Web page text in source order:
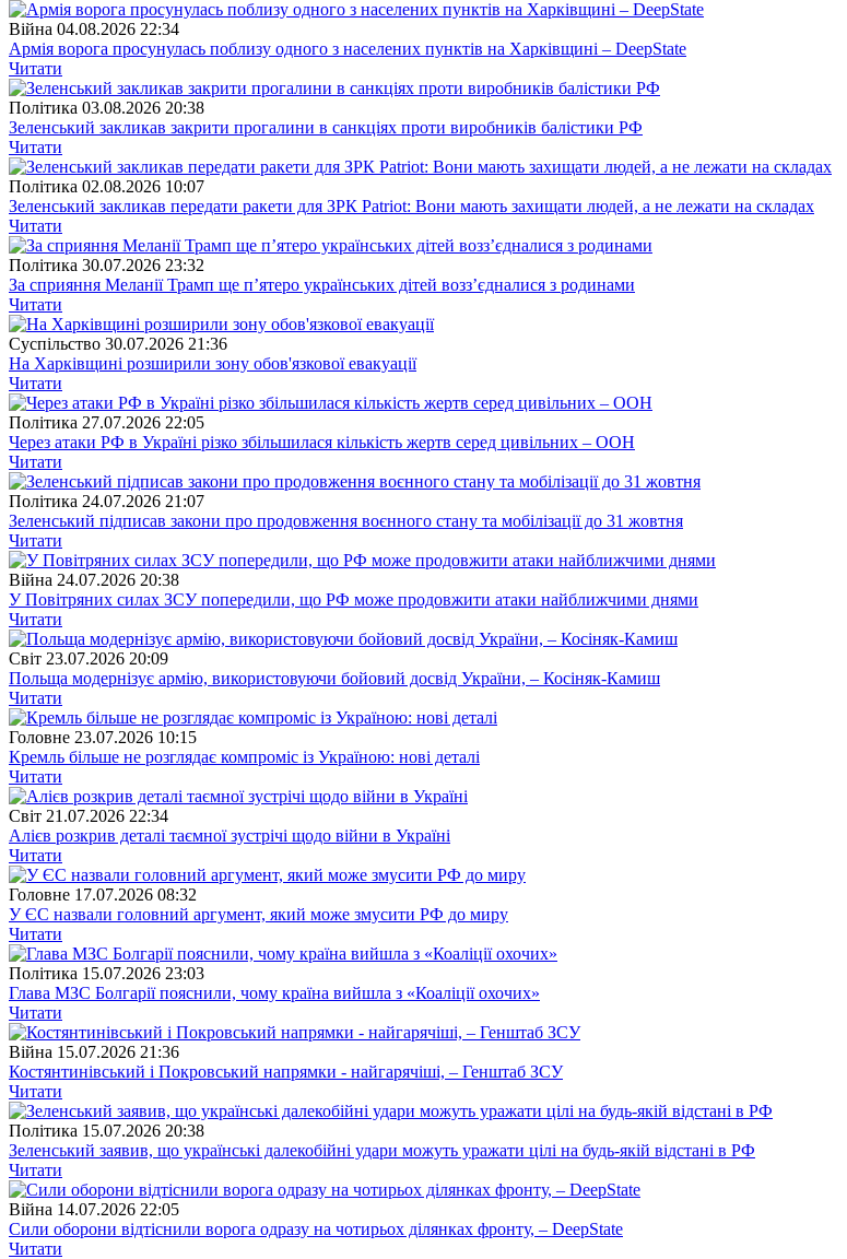
Війна 04.08.2026 22:34
Армія ворога просунулась поблизу одного з населених пунктів на Харківщині – DeepState
Читати
Полiтика 03.08.2026 20:38
Зеленський закликaв закрити прогалини в санкціях проти виробників балістики РФ
Читати
Полiтика 02.08.2026 10:07
Зеленський закликав передати ракети для ЗРК Patriot: Вони мають захищати людей, а не лежати на складах
Читати
Полiтика 30.07.2026 23:32
За сприяння Меланії Трамп ще п’ятеро українських дітей возз’єдналися з родинами
Читати
Суспiльство 30.07.2026 21:36
На Харківщині розширили зону обов'язкової евакуації
Читати
Полiтика 27.07.2026 22:05
Через атаки РФ в Україні різко збільшилася кількість жертв серед цивільних – ООН
Читати
Полiтика 24.07.2026 21:07
Зеленський підписав закони про продовження воєнного стану та мобілізації до 31 жовтня
Читати
Війна 24.07.2026 20:38
У Повітряних силах ЗСУ попередили, що РФ може продовжити атаки найближчими днями
Читати
Свiт 23.07.2026 20:09
Польща модернізує армію, використовуючи бойовий досвід України, – Косіняк-Камиш
Читати
Головне 23.07.2026 10:15
Кремль більше не розглядає компроміс із Україною: нові деталі
Читати
Свiт 21.07.2026 22:34
Алієв розкрив деталі таємної зустрічі щодо війни в Україні
Читати
Головне 17.07.2026 08:32
У ЄС назвали головний аргумент, який може змусити РФ до миру
Читати
Полiтика 15.07.2026 23:03
Глава МЗС Болгарії пояснили, чому країна вийшла з «Коаліції охочих»
Читати
Війна 15.07.2026 21:36
Костянтинівський і Покровський напрямки - найгарячіші, – Генштаб ЗСУ
Читати
Полiтика 15.07.2026 20:38
Зеленський заявив, що українські далекобійні удари можуть уражати цілі на будь-якій відстані в РФ
Читати
Війна 14.07.2026 22:05
Сили оборони відтіснили ворога одразу на чотирьох ділянках фронту, – DeepState
Читати